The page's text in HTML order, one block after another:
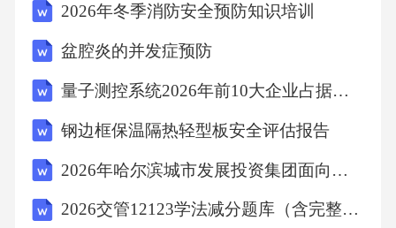
新修订的“全生命周期电子许可”制度，明确爆破
作业各环节的合规要求，确保学员掌握法律红
线。培训内容与课程设计法律法规与标准体系
引入虚拟仿真培训模块，通过数字孪生技术复
现爆破作业场景，教授学员如何利用实时数据
监测边坡位移、装药参数异常等风险，提前干
预潜在事故。风险预判与数字孪生技术精选近5
2026年冬季消防安全预防知识培训
盆腔炎的并发症预防
量子测控系统2026年前10大企业占据全球97%的市场份额
钢边框保温隔热轻型板安全评估报告
2026年哈尔滨城市发展投资集团面向社会招聘53人笔试模拟试题及答案详解
2026交管12123学法减分题库（含完整答案解析全国）